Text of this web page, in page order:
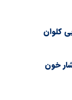
خون